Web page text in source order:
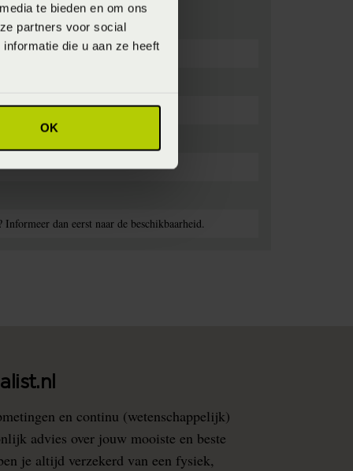
te bieden en om ons
partners voor social
die u aan ze heeft
OK
dan eerst naar de beschikbaarheid.
en continu (wetenschappelijk)
advies over jouw mooiste en beste
je altijd verzekerd van een fysiek,